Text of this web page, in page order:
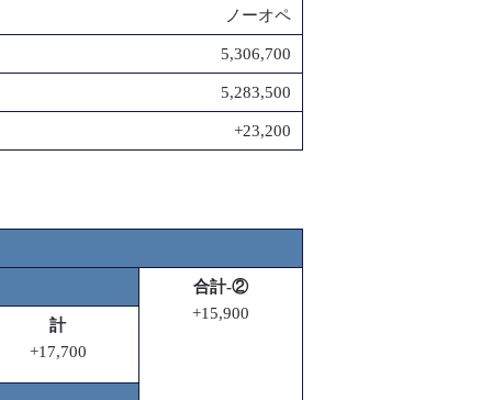
ノーオペ
5,306,700
5,283,500
+23,200
合計-②
+15,900
計
+17,700